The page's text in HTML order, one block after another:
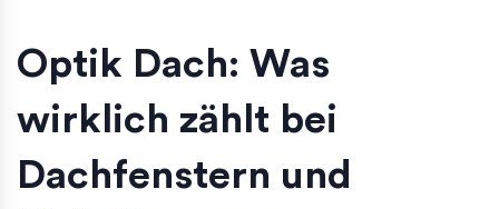
Optik Dach: Was
wirklich zählt bei
Dachfenstern und